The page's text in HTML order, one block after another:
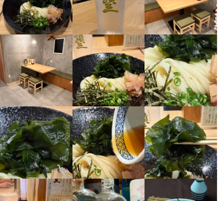
ランチタイムのみ勤務OK 終電考慮あり ダブルワーク・副業OK
フルタイム歓迎
残業月20時間以下
転勤なし 週1日からOK
週4日以上OK
シフト制
固定シフト制(決まった時間・曜日に働ける)
休日・休暇
日、祝日は店休日ですが、イベントなどで振替営業する場合もご
ざいます。
日曜定休 平日のみ勤務OK(土日休み)
待遇
契約期間の定めはございません。
まかない・食事補助あり 制服貸与 研修制度あり 髪型自由
ネイルOK
ピアスOK